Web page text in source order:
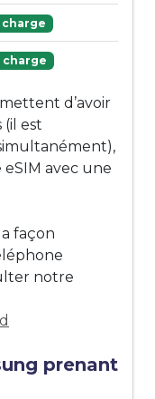
charge
charge
d’avoir
(il est
avec une
façon
notre
prenant